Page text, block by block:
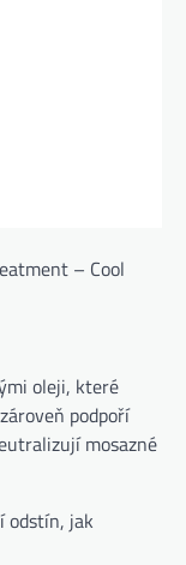
– ​​Cool
oleji, které
podpoří
mosazné
odstín, jak